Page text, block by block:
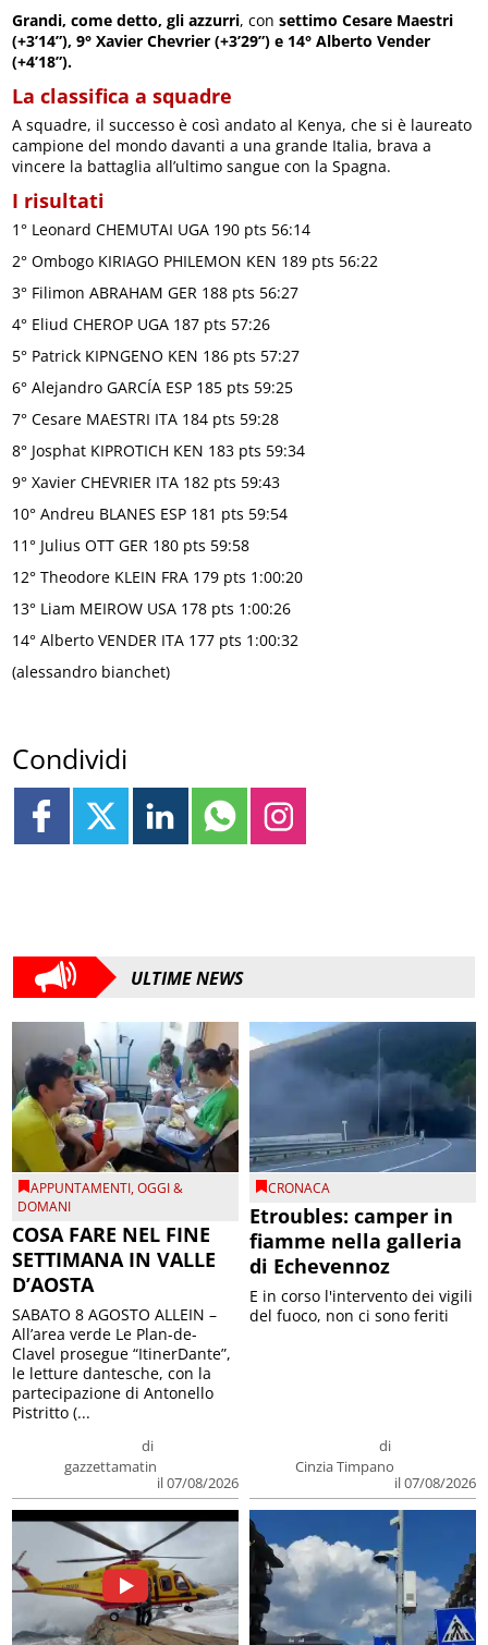
Grandi, come detto, gli azzurri, consettimo Cesare Maestri
(+3’14”), 9° Xavier Chevrier (+3’29”) e 14° Alberto Vender
(+4’18”).
La classifica a squadre
A squadre, il successo è così andato al Kenya, che si è laureato
campione del mondo davanti a una grande Italia, brava a
vincere la battaglia all’ultimo sangue con la Spagna.
I risultati
1° Leonard CHEMUTAI UGA 190 pts 56:14
2° Ombogo KIRIAGO PHILEMON KEN 189 pts 56:22
3° Filimon ABRAHAM GER 188 pts 56:27
4° Eliud CHEROP UGA 187 pts 57:26
5° Patrick KIPNGENO KEN 186 pts 57:27
6° Alejandro GARCÍA ESP 185 pts 59:25
7° Cesare MAESTRI ITA 184 pts 59:28
8° Josphat KIPROTICH KEN 183 pts 59:34
9° Xavier CHEVRIER ITA 182 pts 59:43
10° Andreu BLANES ESP 181 pts 59:54
11° Julius OTT GER 180 pts 59:58
12° Theodore KLEIN FRA 179 pts 1:00:20
13° Liam MEIROW USA 178 pts 1:00:26
14° Alberto VENDER ITA 177 pts 1:00:32
(alessandro bianchet)
Condividi
ULTIME NEWS
APPUNTAMENTI,OGGI &
DOMANI
COSA FARE NEL FINE
SETTIMANA IN VALLE
D’AOSTA
di
gazzettamatin
il 07/08/2026
SABATO 8 AGOSTO ALLEIN –
All’area verde Le Plan-de-
Clavel prosegue “ItinerDante”,
le letture dantesche, con la
partecipazione di Antonello
Pistritto (...
CRONACA
Etroubles: camper in
fiamme nella galleria
di Echevennoz
di
Cinzia Timpano
il 07/08/2026
E in corso l'intervento dei vigili
del fuoco, non ci sono feriti